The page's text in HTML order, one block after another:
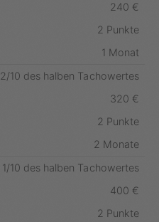
240 €
2 Punkte
1 Monat
2/10 des halben Tachowertes
320 €
2 Punkte
2 Monate
1/10 des halben Tachowertes
400 €
2 Punkte